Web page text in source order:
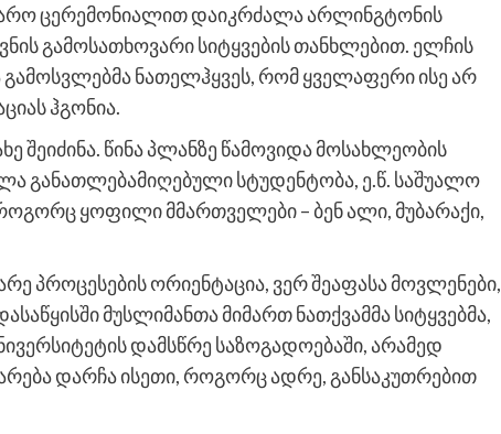
ცერემონიალით დაიკრძალა არლინგტონის
გამოსათხოვარი სიტყვების თანხლებით. ელჩის
ნათელჰყვეს, რომ ყველაფერი ისე არ
ჰგონია.
შეიძინა. წინა პლანზე წამოვიდა მოსახლეობის
განათლებამიღებული სტუდენტობა, ე.წ. საშუალო
ყოფილი მმართველები – ბენ ალი, მუბარაქი,
პროცესების ორიენტაცია, ვერ შეაფასა მოვლენები,
მუსლიმანთა მიმართ ნათქვამმა სიტყვებმა,
დამსწრე საზოგადოებაში, არამედ
დარჩა ისეთი, როგორც ადრე, განსაკუთრებით